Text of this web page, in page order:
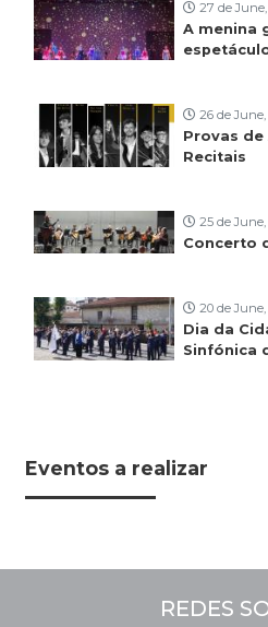
27 de
A menina
26 de
Provas
Recitais
25 de
Concerto
20 de
Dia da
Sinfónica
Eventos a realizar
REDES